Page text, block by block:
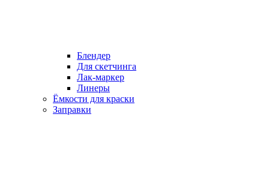
Блендер
Для скетчинга
Лак-маркер
Линеры
Ёмкости для краски
Заправки